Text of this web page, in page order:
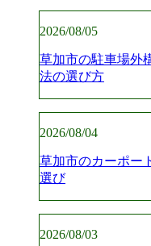
2026/08/05
草加市の駐車場外
法の選び方
2026/08/04
草加市のカーポー
選び
2026/08/03